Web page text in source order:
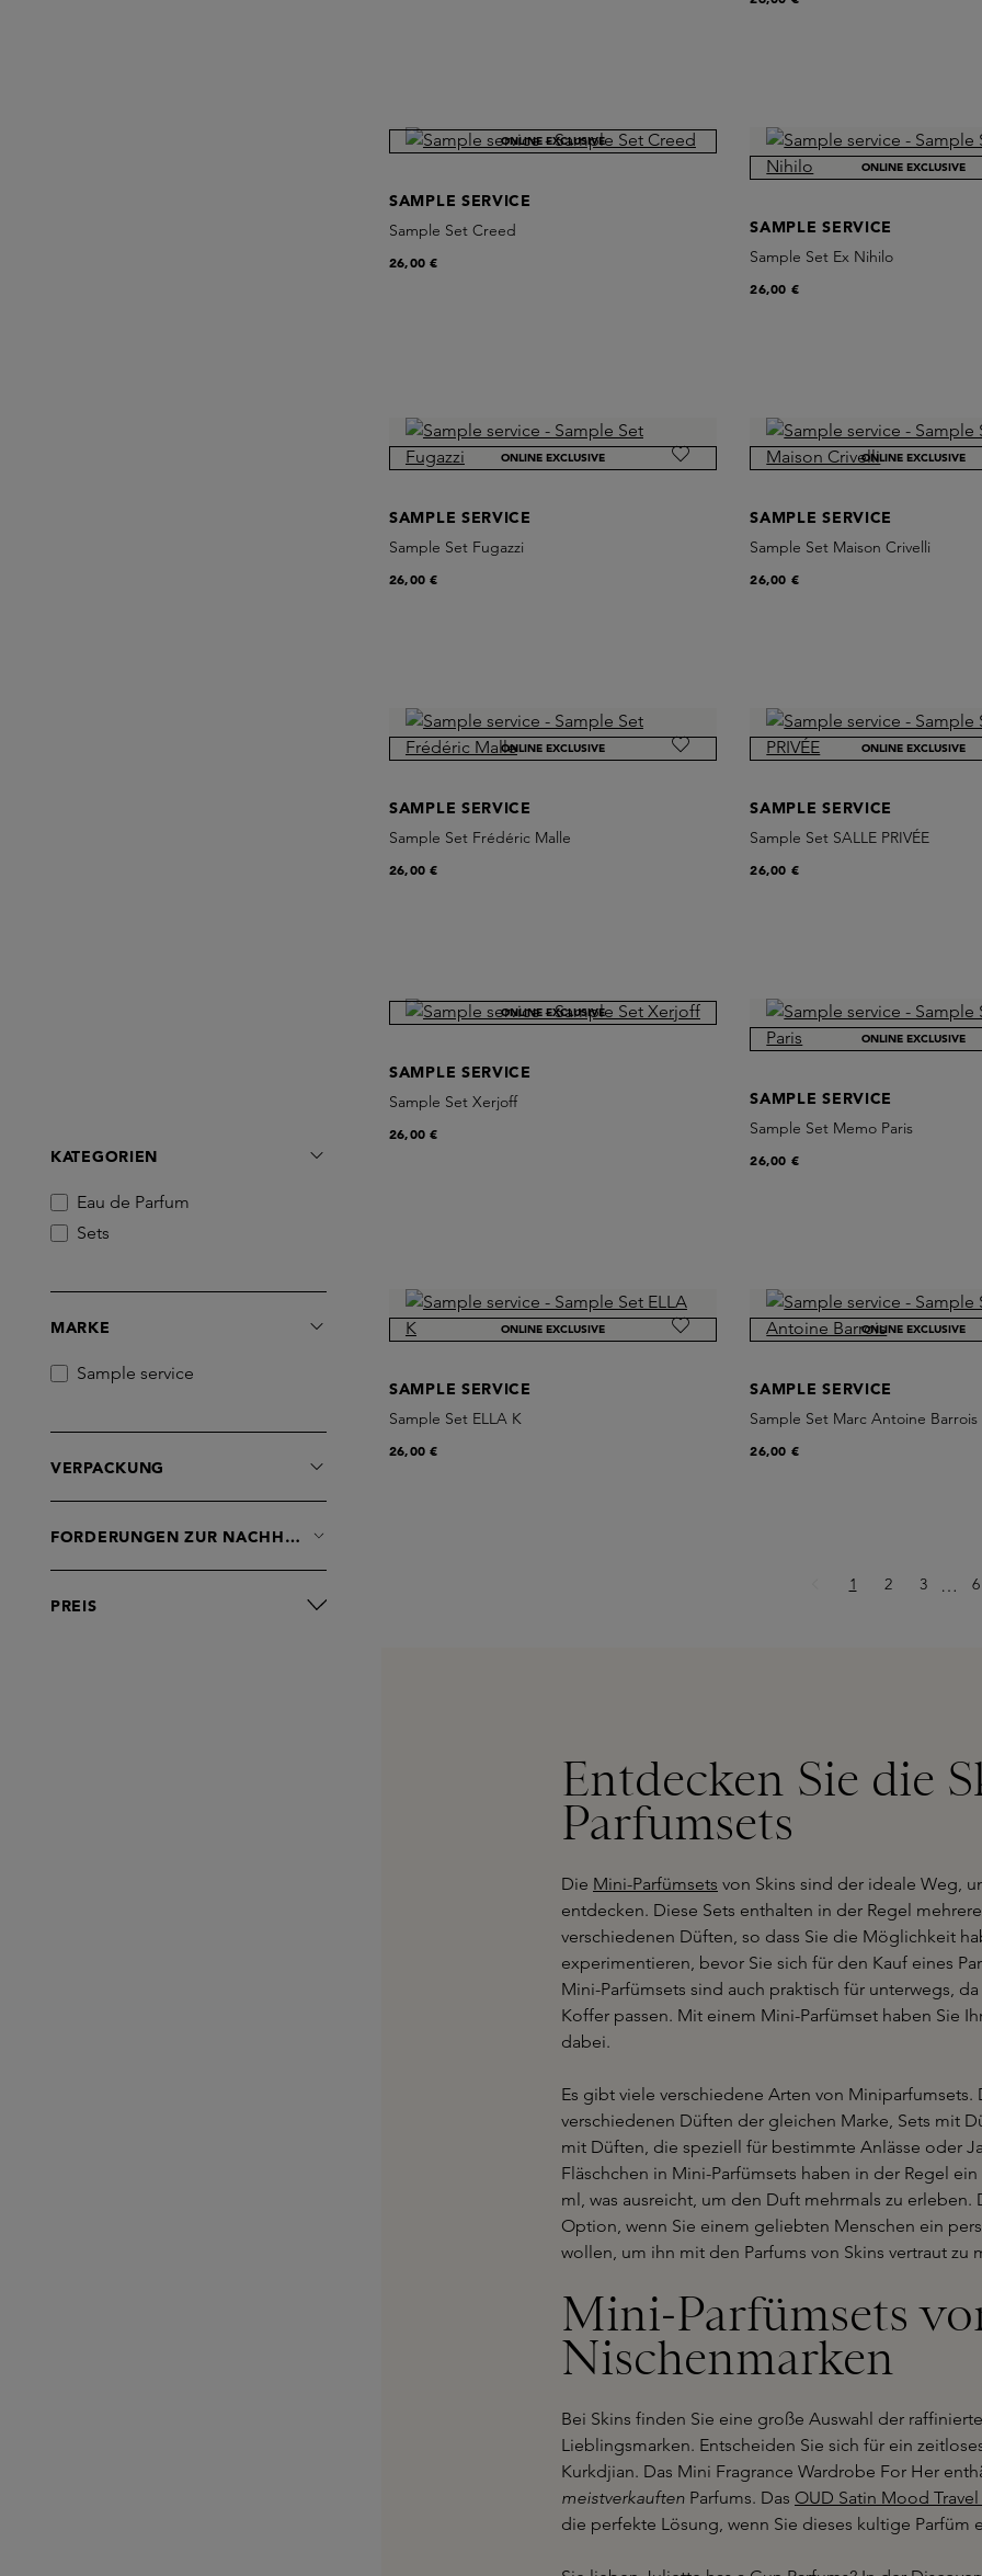
KATEGORIEN
Eau de Parfum
Sets
MARKE
Sample service
VERPACKUNG
FORDERUNGEN ZUR NACHHALTIGKEIT
PREIS
ONLINE EXCLUSIVE
SAMPLE SERVICE
Sample Set Creed
26,00 €
ONLINE EXCLUSIVE
SAMPLE SERVICE
Sample Set Ex Nihilo
26,00 €
ONLINE EXCLUSIVE
SAMPLE SERVICE
Sample Set Fugazzi
26,00 €
ONLINE EXCLUSIVE
SAMPLE SERVICE
Sample Set Maison Crivelli
26,00 €
ONLINE EXCLUSIVE
SAMPLE SERVICE
Sample Set Frédéric Malle
26,00 €
ONLINE EXCLUSIVE
SAMPLE SERVICE
Sample Set SALLE PRIVÉE
26,00 €
ONLINE EXCLUSIVE
SAMPLE SERVICE
Sample Set Xerjoff
26,00 €
ONLINE EXCLUSIVE
SAMPLE SERVICE
Sample Set Memo Paris
26,00 €
ONLINE EXCLUSIVE
SAMPLE SERVICE
Sample Set ELLA K
26,00 €
ONLINE EXCLUSIVE
SAMPLE SERVICE
Sample Set Marc Antoine Barrois
26,00 €
Seite
1 Seite
2 Seite
3 Ellipsis
… 6
Entdecken Sie die
Parfumsets
Die Mini-Parfümsets von Skins sind der ideale Weg,
entdecken. Diese Sets enthalten in der Regel
verschiedenen Düften, so dass Sie die Möglichkeit
experimentieren, bevor Sie sich für den Kauf eines
Mini-Parfümsets sind auch praktisch für unterwegs,
Koffer passen. Mit einem Mini-Parfümset haben Sie
dabei.
Es gibt viele verschiedene Arten von Miniparfumsets.
verschiedenen Düften der gleichen Marke, Sets mit
mit Düften, die speziell für bestimmte Anlässe oder
Fläschchen in Mini-Parfümsets haben in der Regel ein
ml, was ausreicht, um den Duft mehrmals zu erleben.
Option, wenn Sie einem geliebten Menschen ein
wollen, um ihn mit den Parfums von Skins vertraut zu
Mini-Parfümsets
Nischenmarken
Bei Skins finden Sie eine große Auswahl der
Lieblingsmarken. Entscheiden Sie sich für ein
Kurkdjian. Das Mini Fragrance Wardrobe For Her
meistverkauften Parfums. Das OUD Satin Mood Travel
die perfekte Lösung, wenn Sie dieses kultige Parfüm